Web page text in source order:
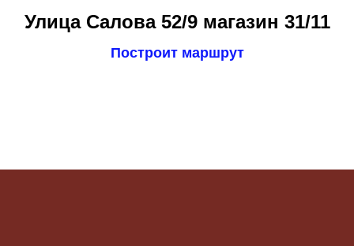
Улица Салова 52/9 магазин 31/11
Построит маршрут